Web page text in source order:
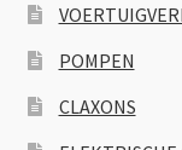
POMPEN
CLAXONS